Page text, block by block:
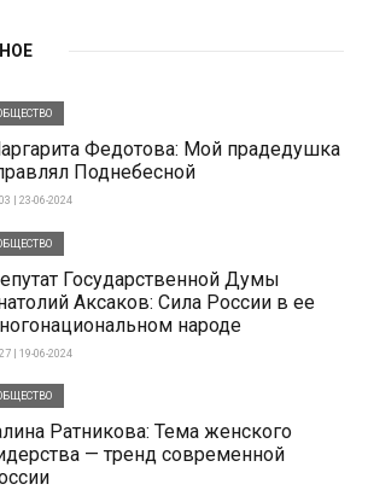
Федотова: Мой прадедушка
Поднебесной
| 23-06-2024
Государственной Думы
Аксаков: Сила России в ее
народе
| 19-06-2024
Ратникова: Тема женского
— тренд современной